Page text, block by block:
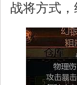
战将方式，